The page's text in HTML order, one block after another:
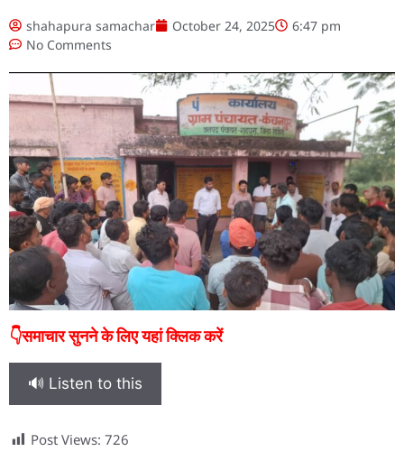
shahapura samachar October 24, 2025
6:47 pm
No Comments
👇समाचार सुनने के लिए यहां क्लिक करें
🔊 Listen to this
Post Views: 726